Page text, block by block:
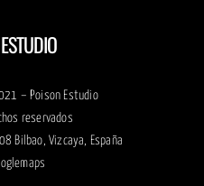
– Poison Estudio
reservados
Bilbao, Vizcaya, España